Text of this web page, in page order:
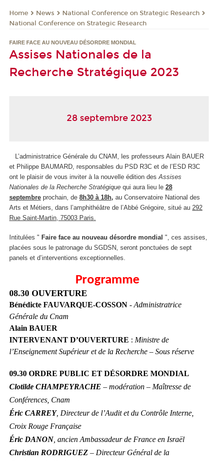
Home News
National Conference on Strategic Research
National Conference on Strategic Research
FAIRE FACE AU NOUVEAU DÉSORDRE MONDIAL
Assises Nationales de la
Recherche Stratégique 2023
28 septembre 2023
L’administratrice Générale du CNAM, les professeurs Alain BAUER
et Philippe BAUMARD, responsables du PSD R3C et de l’ESD R3C
ont le plaisir de vous inviter à la nouvelle édition des Assises
Nationales de la Recherche Stratégique qui aura lieu le 28
septembre prochain, de 8h30 à 18h, au Conservatoire National des
Arts et Métiers, dans l’amphithéâtre de l’Abbé Grégoire, situé au 292
Rue Saint-Martin, 75003 Paris.
Intitulées " Faire face au nouveau désordre mondial ", ces assises,
placées sous le patronage du SGDSN, seront ponctuées de sept
panels et d’interventions exceptionnelles.
Programme
08.30 OUVERTURE
Bénédicte FAUVARQUE-COSSON - Administratrice
Générale du Cnam
Alain BAUER
INTERVENANT D’OUVERTURE : Ministre de
l’Enseignement Supérieur et de la Recherche – Sous réserve
09.30 ORDRE PUBLIC ET DÉSORDRE MONDIAL
Clotilde CHAMPEYRACHE – modération – Maîtresse de
Conférences, Cnam
Éric CARREY, Directeur de l’Audit et du Contrôle Interne,
Croix Rouge Française
Éric DANON , ancien Ambassadeur de France en Israël
Christian RODRIGUEZ – Directeur Général de la